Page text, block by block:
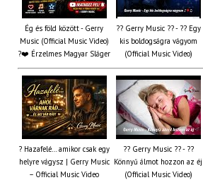
Ég és föld között - Gerry
Music (Official Music Video)
?❤️ Érzelmes Magyar Sláger
?? Gerry Music ?? - ?? Egy
kis boldogságra vágyom
(Official Music Video)
? Hazafelé… amikor csak egy
helyre vágysz | Gerry Music
– Official Music Video
?? Gerry Music ?? - ??
Könnyű álmot hozzon az éj
(Official Music Video)